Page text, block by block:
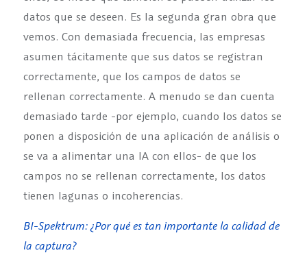
datos que se deseen. Es la segunda gran obra que
vemos. Con demasiada frecuencia, las empresas
asumen tácitamente que sus datos se registran
correctamente, que los campos de datos se
rellenan correctamente. A menudo se dan cuenta
demasiado tarde -por ejemplo, cuando los datos se
ponen a disposición de una aplicación de análisis o
se va a alimentar una IA con ellos- de que los
campos no se rellenan correctamente, los datos
tienen lagunas o incoherencias.
BI-Spektrum: ¿Por qué es tan importante la calidad de
la captura?